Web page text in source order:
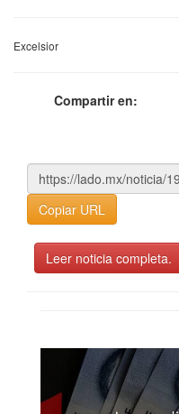
Excelsior
Compartir en:
Copiar URL
Leer noticia completa.